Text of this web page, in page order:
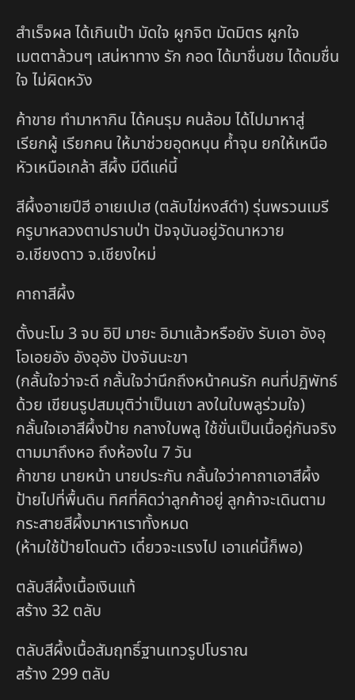
สำเร็จผล ได้เกินเป้า มัดใจ ผูกจิต มัดมิตร ผูกใจ
เมตตาล้วนๆ เสน่หาทาง รัก กอด ได้มาชื่นชม ได้ดมชื่น
ใจ ไม่ผิดหวัง
ค้าขาย ทำมาหากิน ได้คนรุม คนล้อม ได้ไปมาหาสู่
เรียกผู้ เรียกคน ให้มาช่วยอุดหนุน ค้ำจุน ยกให้เหนือ
หัวเหนือเกล้า สีผึ้ง มีดีแค่นี้
สีผึ้งอาเยปีฮี อาเยเปเฮ (ตลับไข่หงส์ดำ) รุ่นพรวนเมรี
ครูบาหลวงตาปราบป่า ปัจจุบันอยู่วัดนาหวาย
อ.เชียงดาว จ.เชียงใหม่
คาถาสีผึ้ง
ตั้งนะโม 3 จบ อิปิ มายะ อิมาแล้วหรือยัง รับเอา อังอุ
โอเอยอัง อังอุอัง ปังจันนะขา
(กลั้นใจว่าจะดี กลั้นใจว่านึกถึงหน้าคนรัก คนที่ปฏิพัทธ์
ด้วย เขียนรูปสมมุติว่าเป็นเขา ลงในใบพลูร่วมใจ)
กลั้นใจเอาสีผึ้งป้าย กลางใบพลู ใช้ขั่นเป็นเนื้อคู่กันจริง
ตามมาถึงหอ ถึงห้องใน 7 วัน
ค้าขาย นายหน้า นายประกัน กลั้นใจว่าคาถาเอาสีผึ้ง
ป้ายไปที่พื้นดิน ทิศที่คิดว่าลูกค้าอยู่ ลูกค้าจะเดินตาม
กระสายสีผึ้งมาหาเราทั้งหมด
(ห้ามใช้ป้ายโดนตัว เดี๋ยวจะเเรงไป เอาแค่นี้ก็พอ)
ตลับสีผึ้งเนื้อเงินแท้
สร้าง 32 ตลับ
ตลับสีผึ้งเนื้อสัมฤทธิ์ฐานเทวรูปโบราณ
สร้าง 299 ตลับ